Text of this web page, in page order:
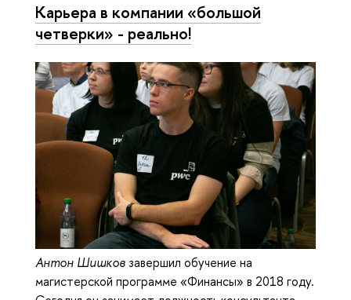
Карьера в компании «большой
четверки» - реально!
Антон Шишков завершил обучение на
магистерской программе «Финансы» в 2018 году.